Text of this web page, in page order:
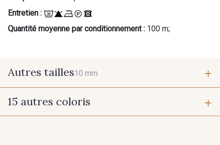
Entretien :
Quantité moyenne par conditionnement : 100 m;
Autres tailles10 mm
10 mm
15 autres coloris